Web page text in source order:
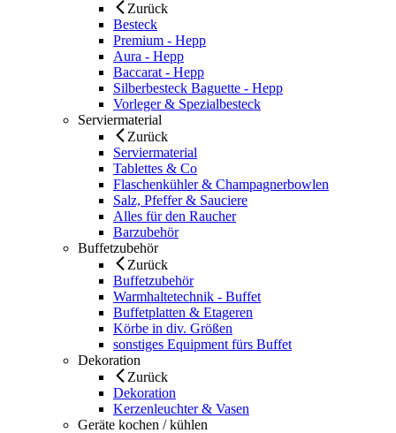
Zurück
Besteck
Premium - Hepp
Aura - Hepp
Baccarat - Hepp
Silberbesteck Baguette - Hepp
Vorleger & Spezialbesteck
Serviermaterial
Zurück
Serviermaterial
Tablettes & Co
Flaschenkühler & Champagnerbowlen
Salz, Pfeffer & Sauciere
Alles für den Raucher
Barzubehör
Buffetzubehör
Zurück
Buffetzubehör
Warmhaltetechnik - Buffet
Buffetplatten & Etageren
Körbe in div. Größen
sonstiges Equipment fürs Buffet
Dekoration
Zurück
Dekoration
Kerzenleuchter & Vasen
Geräte kochen / kühlen